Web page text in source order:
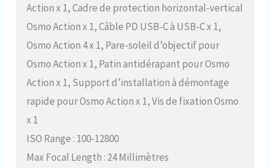
Action x 1, Cadre de protection horizontal-vertical
Osmo Action x 1, Câble PD USB-C à USB-C x 1,
Osmo Action 4 x 1, Pare-soleil d’objectif pour
Osmo Action x 1, Patin antidérapant pour Osmo
Action x 1, Support d’installation à démontage
rapide pour Osmo Action x 1, Vis de fixation Osmo
x 1
ISO Range : 100-12800
Max Focal Length : 24 Millimètres